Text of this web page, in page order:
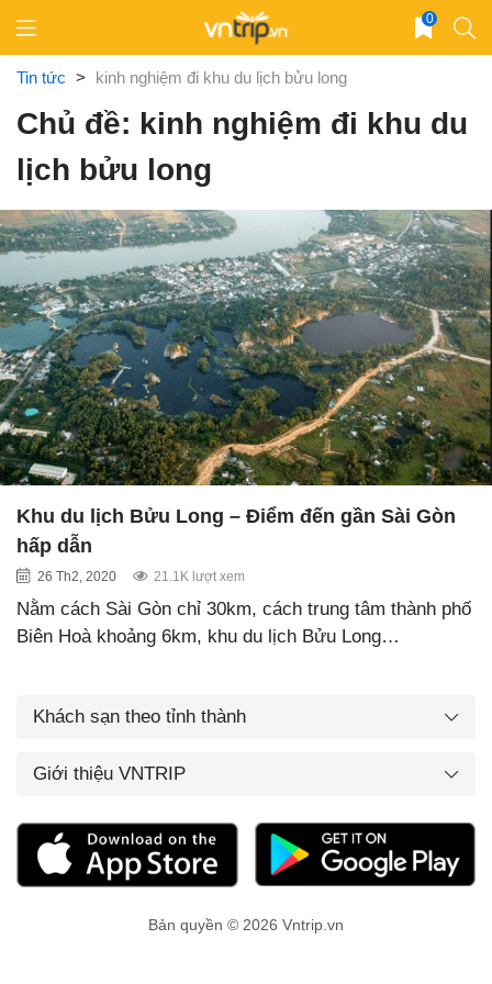
content
0
Tin tức > kinh nghiệm đi khu du lịch bửu long
Chủ đề: kinh nghiệm đi khu du
lịch bửu long
Khu du lịch Bửu Long – Điểm đến gần Sài Gòn
hấp dẫn
26 Th2, 2020 21.1K lượt xem
Nằm cách Sài Gòn chỉ 30km, cách trung tâm thành phố
Biên Hoà khoảng 6km, khu du lịch Bửu Long…
Khách sạn theo tỉnh thành
Giới thiệu VNTRIP
Bản quyền © 2026 Vntrip.vn